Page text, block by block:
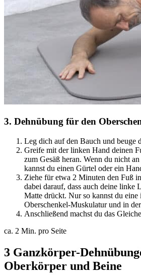
3. Dehnübung für den
Leg dich auf den Bauch und beuge
Greife mit der linken Hand deinen
zum Gesäß heran. Wenn du nicht
kannst du einen Gürtel oder ein
Ziehe für etwa 2 Minuten den Fuß
dabei darauf, dass auch deine linke
Matte drückt. Nur so kannst du
Oberschenkel-Muskulatur und in
Anschließend machst du das
ca. 2 Min. pro Seite
3 Ganzkörper-
Oberkörper und Beine